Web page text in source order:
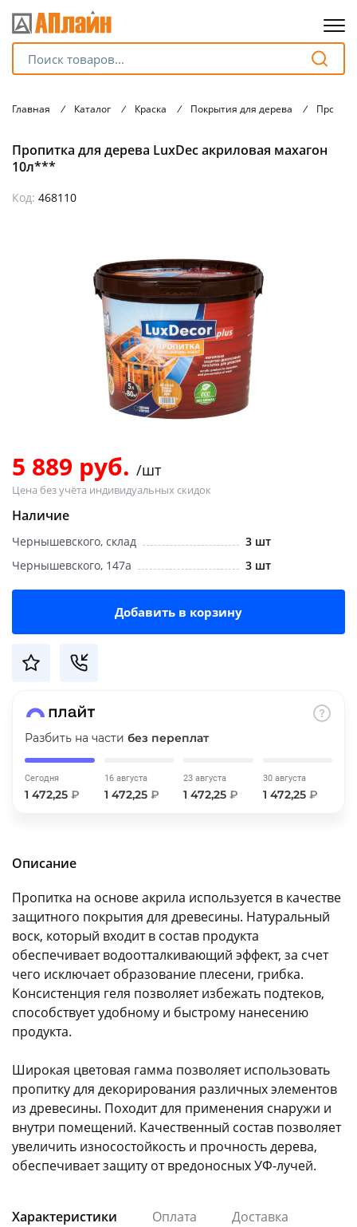
Главная / Каталог / Краска / Покрытия для дерева /
Пропитка для дерева LuxDec акриловая махагон
10л***
Код: 468110
5 889 руб. /шт
Цена без учёта индивидуальных скидок
Наличие
Чернышевского, склад
3 шт
Чернышевского, 147а
3 шт
Добавить в корзину
Разбить на части без переплат
Сегодня
1 472,25 ₽
16 августа
1 472,25 ₽
23 августа
1 472,25 ₽
30 августа
1 472,25 ₽
Описание
Пропитка на основе акрила используется в качестве
защитного покрытия для древесины. Натуральный
воск, который входит в состав продукта
обеспечивает водоотталкивающий эффект, за счет
чего исключает образование плесени, грибка.
Консистенция геля позволяет избежать подтеков,
способствует удобному и быстрому нанесению
продукта.
Широкая цветовая гамма позволяет использовать
пропитку для декорирования различных элементов
из древесины. Походит для применения снаружи и
внутри помещений. Качественный состав позволяет
увеличить износостойкость и прочность дерева,
обеспечивает защиту от вредоносных УФ-лучей.
Характеристики Оплата Доставка
оплатуна части
Добавляйте товары
в корзину
Оплачивайте сегодня только
25 % картой любого банка
выбранный способом
списыватьсяс вашей карты
по25%каждые 2 недели
Подробнее
об оплате Плайтом